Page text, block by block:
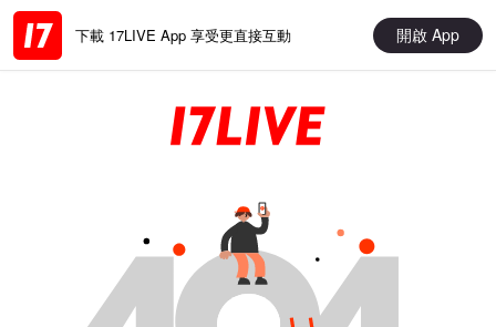
下載 17LIVE App 享受更直接互動 開啟 App